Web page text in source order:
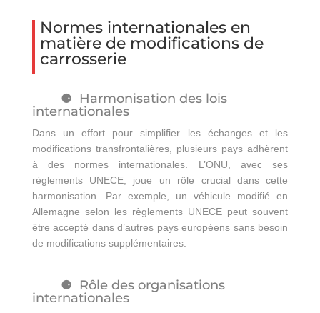
Normes internationales en
matière de modifications de
carrosserie
Harmonisation des lois
internationales
Dans un effort pour simplifier les échanges et les
modifications transfrontalières, plusieurs pays adhèrent
à des normes internationales. L’ONU, avec ses
règlements UNECE, joue un rôle crucial dans cette
harmonisation. Par exemple, un véhicule modifié en
Allemagne selon les règlements UNECE peut souvent
être accepté dans d’autres pays européens sans besoin
de modifications supplémentaires.
Rôle des organisations
internationales